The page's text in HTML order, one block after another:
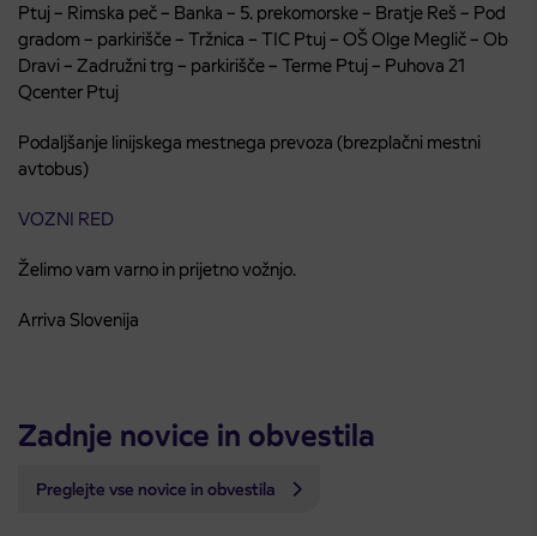
Ptuj – Rimska peč – Banka – 5. prekomorske – Bratje Reš – Pod
gradom – parkirišče – Tržnica – TIC Ptuj – OŠ Olge Meglič – Ob
Dravi – Zadružni trg – parkirišče – Terme Ptuj – Puhova 21
Qcenter Ptuj
Podaljšanje linijskega mestnega prevoza (brezplačni mestni
avtobus)
VOZNI RED
Želimo vam varno in prijetno vožnjo.
Arriva Slovenija
Zadnje novice in obvestila
Preglejte vse novice in obvestila